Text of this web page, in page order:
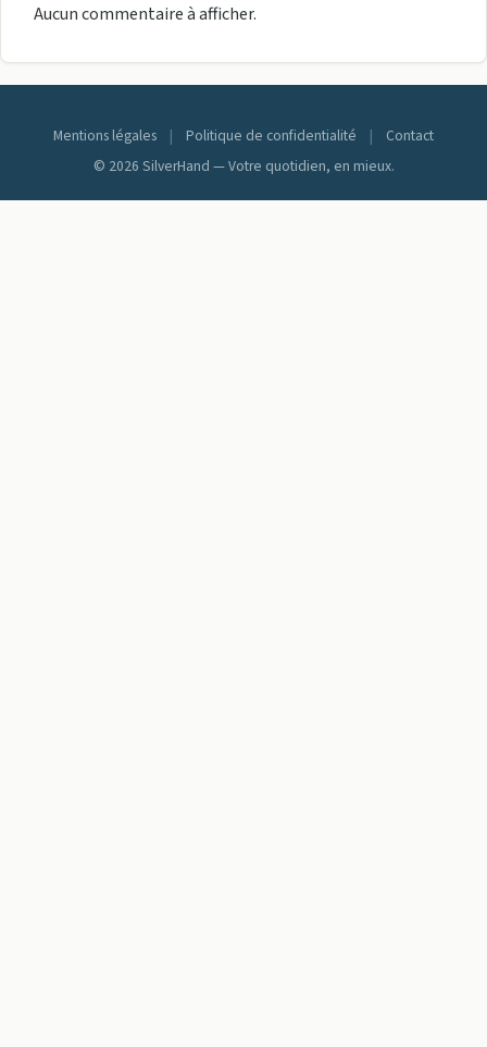
Aucun commentaire à afficher.
Mentions légales | Politique de confidentialité |
Contact
© 2026 SilverHand — Votre quotidien, en mieux.